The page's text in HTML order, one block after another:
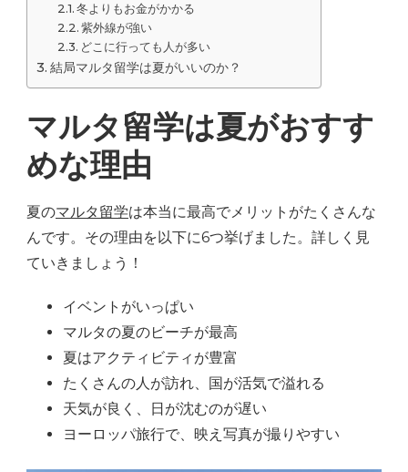
冬よりもお金がかかる
紫外線が強い
どこに行っても人が多い
結局マルタ留学は夏がいいのか？
マルタ留学は夏がおすす
めな理由
夏のマルタ留学は本当に最高でメリットがたくさんな
んです。その理由を以下に6つ挙げました。詳しく見
ていきましょう！
イベントがいっぱい
マルタの夏のビーチが最高
夏はアクティビティが豊富
たくさんの人が訪れ、国が活気で溢れる
天気が良く、日が沈むのが遅い
ヨーロッパ旅行で、映え写真が撮りやすい